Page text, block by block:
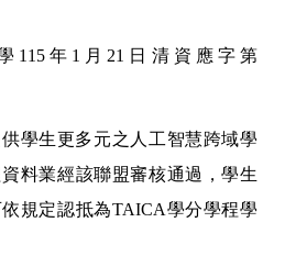
115年1月21日清資應字第
學生更多元之人工智慧跨域學
料業經該聯盟審核通過，學生
規定認抵為TAICA學分學程學